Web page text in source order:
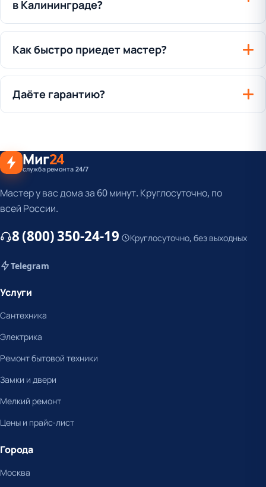
в Калининграде?
Как быстро приедет мастер?
Даёте гарантию?
Миг24
служба ремонта 24/7
Мастер у вас дома за 60 минут. Круглосуточно, по
всей России.
8 (800) 350-24-19 Круглосуточно, без выходных
Telegram
Услуги
Сантехника
Электрика
Ремонт бытовой техники
Замки и двери
Мелкий ремонт
Цены и прайс-лист
Города
Москва